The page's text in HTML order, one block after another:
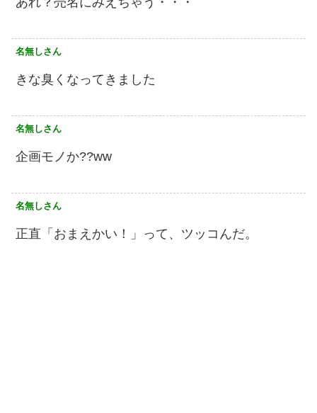
名無しさん
きな臭くなってきました
名無しさん
企画モノか??ww
名無しさん
正直「おまえかい！」って、ツッコんだ。